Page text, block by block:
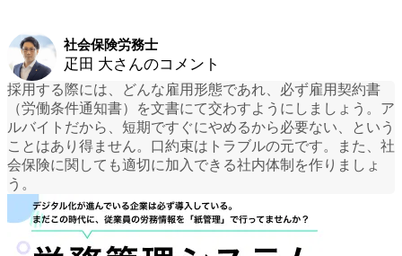
社会保険労務士
疋田 大さんのコメント
採用する際には、どんな雇用形態であれ、必ず雇用契約書
（労働条件通知書）を文書にて交わすようにしましょう。 ア
ルバイトだから、短期ですぐにやめるから必要ない、という
ことはあり得ません。口約束はトラブルの元です。また、社
会保険に関しても適切に加入できる社内体制を作りましょ
う。